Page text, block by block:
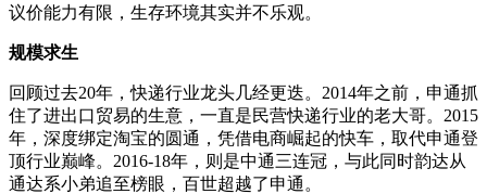
议价能力有限，生存环境其实并不乐观。
规模求生
回顾过去20年，快递行业龙头几经更迭。2014年之前，申通抓
住了进出口贸易的生意，一直是民营快递行业的老大哥。2015
年，深度绑定淘宝的圆通，凭借电商崛起的快车，取代申通登
顶行业巅峰。2016-18年，则是中通三连冠，与此同时韵达从
通达系小弟追至榜眼，百世超越了申通。